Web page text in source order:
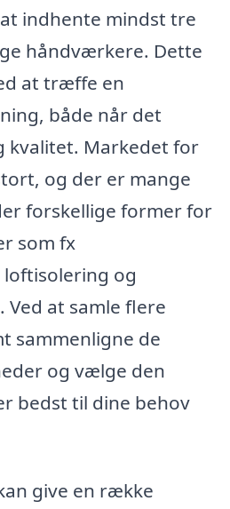
indhente mindst tre
håndværkere. Dette
at træffe en
både når det
kvalitet. Markedet for
og der er mange
forskellige former for
som fx
og
Ved at samle flere
sammenligne de
og vælge den
bedst til dine behov
give en række